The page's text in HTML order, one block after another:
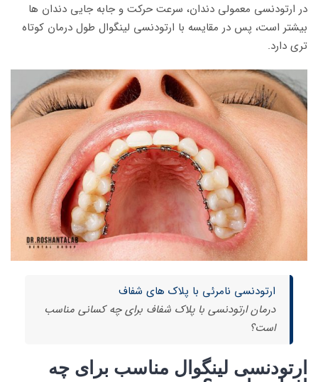
در ارتودنسی معمولی دندان، سرعت حرکت و جابه جایی دندان ها
بیشتر است، پس در مقایسه با ارتودنسی لینگوال طول درمان کوتاه
تری دارد.
ارتودنسی نامرئی با پلاک های شفاف
درمان ارتودنسی با پلاک شفاف برای چه کسانی مناسب
است؟
ارتودنسی لینگوال مناسب برای چه